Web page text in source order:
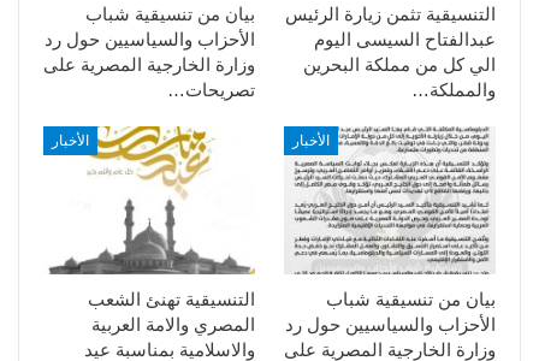
بيان من تنسيقية شباب
الأحزاب والسياسيين حول رد
وزارة الخارجية المصرية على
تصريحات…
التنسيقية تثمن زيارة الرئيس
عبدالفتاح السيسى اليوم
الي كل من مملكة البحرين
والمملكة…
الأخبار
التنسيقية تهنئ الشعب
المصري والامة العربية
والاسلامية بمناسبة عيد
الأخبار
بيان من تنسيقية شباب
الأحزاب والسياسيين حول رد
وزارة الخارجية المصرية على